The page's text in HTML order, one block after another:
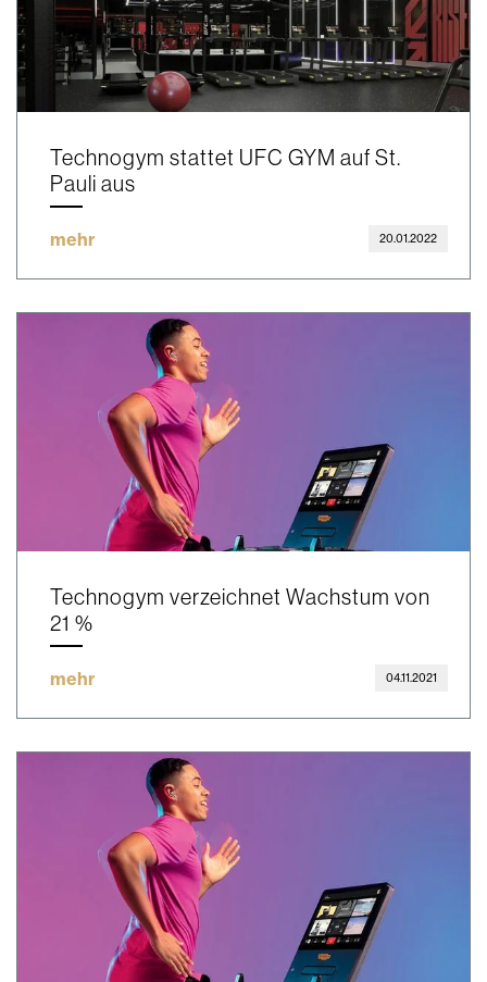
Technogym stattet UFC GYM auf St.
Pauli aus
mehr 20.01.2022
Technogym verzeichnet Wachstum von
21 %
mehr 04.11.2021